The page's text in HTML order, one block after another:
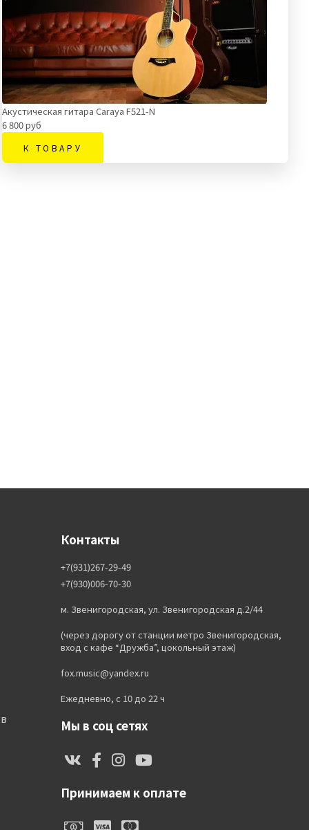
Акустическая гитара Caraya F521-N
6 800 руб
К ТОВАРУ
Контакты
+7(931)267-29-49
+7(930)006-70-30
м. Звенигородская, ул. Звенигородская д.2/44
(через дорогу от станции метро Звенигородская,
вход с кафе “Дружба”, цокольный этаж)
fox.music@yandex.ru
Ежедневно, с 10 до 22 ч
Мы в соц сетях
Принимаем к оплате